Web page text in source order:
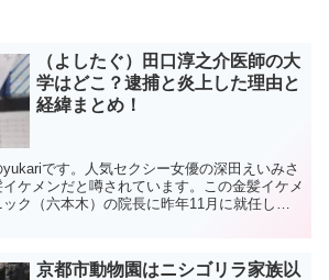
（よしたぐ）田口淳之介医師の大
学はどこ？逮捕と炎上した理由と
経緯まとめ！
です。人気セクシー女優の深田えいみさ
ケメンだと噂されています。この金髪イケメ
ク（六本木）の院長に昨年11月に就任した
京都市動物園はニシゴリラ家族以